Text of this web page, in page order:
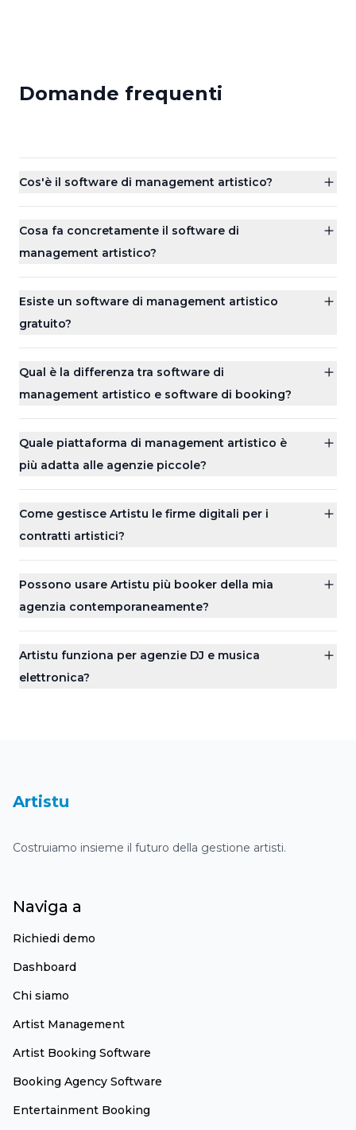
Domande frequenti
Cos'è il software di management artistico?
Cosa fa concretamente il software di
management artistico?
Esiste un software di management artistico
gratuito?
Qual è la differenza tra software di
management artistico e software di booking?
Quale piattaforma di management artistico è
più adatta alle agenzie piccole?
Come gestisce Artistu le firme digitali per i
contratti artistici?
Possono usare Artistu più booker della mia
agenzia contemporaneamente?
Artistu funziona per agenzie DJ e musica
elettronica?
Artistu
Costruiamo insieme il futuro della gestione artisti.
Naviga a
Richiedi demo
Dashboard
Chi siamo
Artist Management
Artist Booking Software
Booking Agency Software
Entertainment Booking